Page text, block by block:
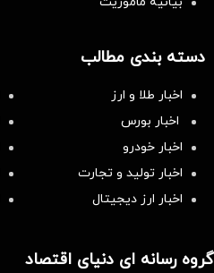
دسته بندی مطالب
اخبار طلا و ارز
اخبار بورس
اخبار خودرو
اخبار تولید و تجارت
اخبار ارز دیجیتال
گروه رسانه ای دنیای اقتصاد